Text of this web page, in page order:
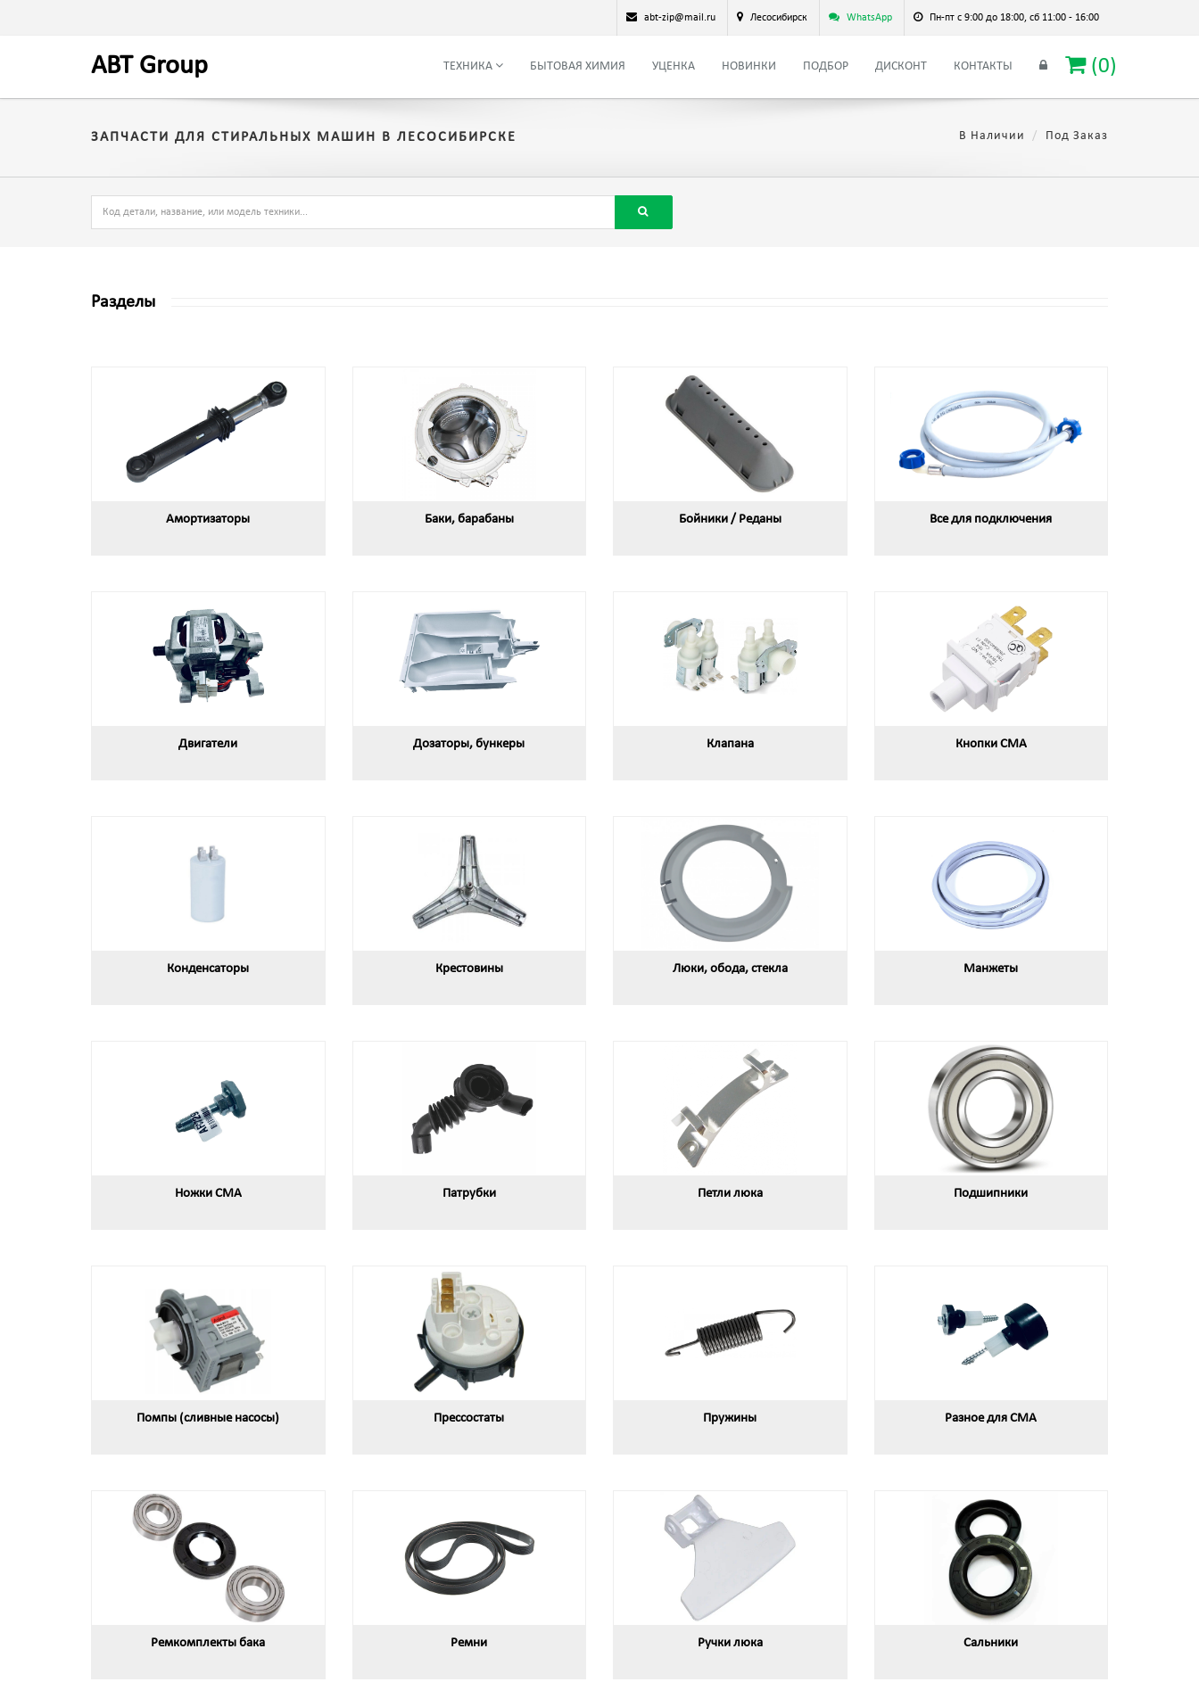
abt-zip@mail.ru Лесосибирск WhatsApp Пн-пт с 9:00 до 18:00, сб 11:00 - 16:00
ABT Group ТЕХНИКА БЫТОВАЯ ХИМИЯ УЦЕНКА НОВИНКИ ПОДБОР ДИСКОНТ КОНТАКТЫ (0)
ЗАПЧАСТИ ДЛЯ СТИРАЛЬНЫХ МАШИН В ЛЕСОСИБИРСКЕ В Наличии Под Заказ
Разделы
Амортизаторы Баки, барабаны Бойники / Реданы Все для подключения
Двигатели Дозаторы, бункеры Клапана Кнопки СМА
Конденсаторы Крестовины Люки, обода, стекла Манжеты
Ножки СМА Патрубки Петли люка Подшипники
Помпы (сливные насосы) Прессостаты Пружины Разное для СМА
Ремкомплекты бака Ремни Ручки люка Сальники